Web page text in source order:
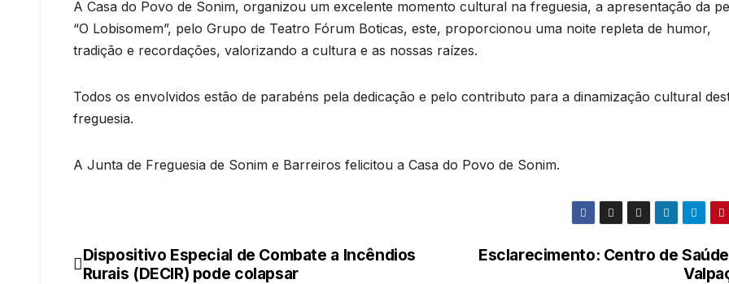
A Casa do Povo de Sonim, organizou um excelente momento cultural na freguesia, a apresentação da
“O Lobisomem”, pelo Grupo de Teatro Fórum Boticas, este, proporcionou uma noite repleta de humor,
tradição e recordações, valorizando a cultura e as nossas raízes.
Todos os envolvidos estão de parabéns pela dedicação e pelo contributo para a dinamização cultural
freguesia.
A Junta de Freguesia de Sonim e Barreiros felicitou a Casa do Povo de Sonim.
Navegação
Esclarecimento: Centro de
Dispositivo Especial de Combate a Incêndios
Rurais (DECIR) pode colapsar